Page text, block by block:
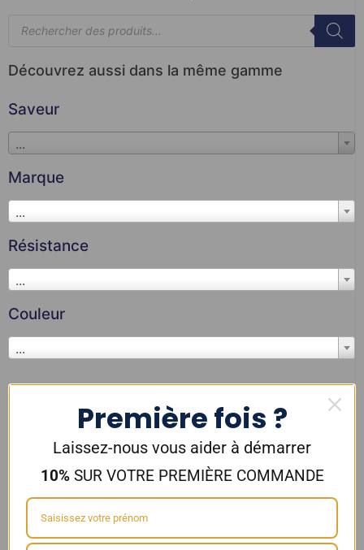
Découvrez aussi dans la même gamme
Saveur
...
Marque
...
Résistance
...
Couleur
...
Concentrés Alfaliquid ,Arômes
ConcentrésPremière fois ?
Laissez-nous vous aider à démarrer
10%SUR VOTRE PREMIÈRE COMMANDE